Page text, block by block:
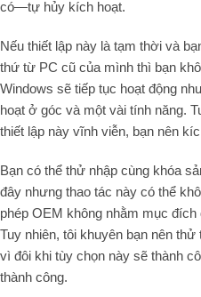
có—tự hủy kích hoạt.
Nếu thiết lập này là tạm thời và
thứ từ PC cũ của mình thì bạn
Windows sẽ tiếp tục hoạt động
hoạt ở góc và một vài tính năng.
thiết lập này vĩnh viễn, bạn nên
Bạn có thể thử nhập cùng khóa
đây nhưng thao tác này có thể
phép OEM không nhằm mục
Tuy nhiên, tôi khuyên bạn nên
vì đôi khi tùy chọn này sẽ thành
thành công.